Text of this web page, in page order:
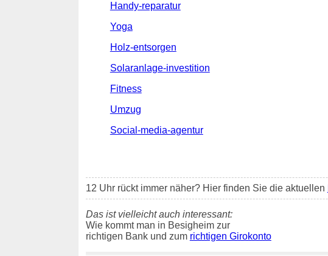
Handy-reparatur
Yoga
Holz-entsorgen
Solaranlage-investition
Fitness
Umzug
Social-media-agentur
12 Uhr rückt immer näher? Hier finden Sie die aktuellen
Das ist vielleicht auch interessant:
Wie kommt man in Besigheim zur
richtigen Bank und zum richtigen Girokonto